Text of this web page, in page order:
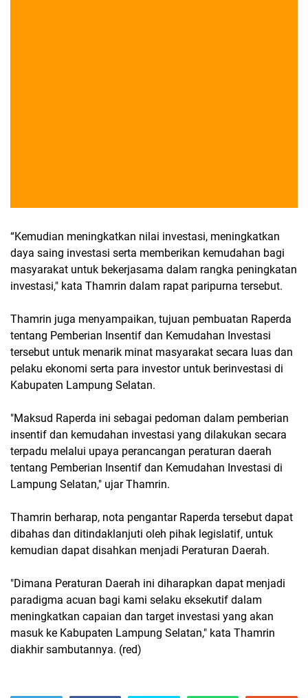
“Kemudian meningkatkan nilai investasi, meningkatkan
daya saing investasi serta memberikan kemudahan bagi
masyarakat untuk bekerjasama dalam rangka peningkatan
investasi," kata Thamrin dalam rapat paripurna tersebut.
Thamrin juga menyampaikan, tujuan pembuatan Raperda
tentang Pemberian Insentif dan Kemudahan Investasi
tersebut untuk menarik minat masyarakat secara luas dan
pelaku ekonomi serta para investor untuk berinvestasi di
Kabupaten Lampung Selatan.
"Maksud Raperda ini sebagai pedoman dalam pemberian
insentif dan kemudahan investasi yang dilakukan secara
terpadu melalui upaya perancangan peraturan daerah
tentang Pemberian Insentif dan Kemudahan Investasi di
Lampung Selatan," ujar Thamrin.
Thamrin berharap, nota pengantar Raperda tersebut dapat
dibahas dan ditindaklanjuti oleh pihak legislatif, untuk
kemudian dapat disahkan menjadi Peraturan Daerah.
"Dimana Peraturan Daerah ini diharapkan dapat menjadi
paradigma acuan bagi kami selaku eksekutif dalam
meningkatkan capaian dan target investasi yang akan
masuk ke Kabupaten Lampung Selatan," kata Thamrin
diakhir sambutannya. (red)